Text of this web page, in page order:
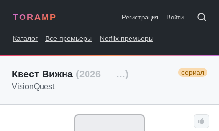
TORAMP Регистрация Войти
Каталог Все премьеры Netflix премьеры
Квест Вижна (2026 — ...) сериал
VisionQuest